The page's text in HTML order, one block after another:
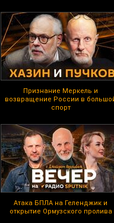
Признание Меркель и
возвращение России в
спорт
Атака БПЛА на Геленджик и
открытие Ормузского пролива